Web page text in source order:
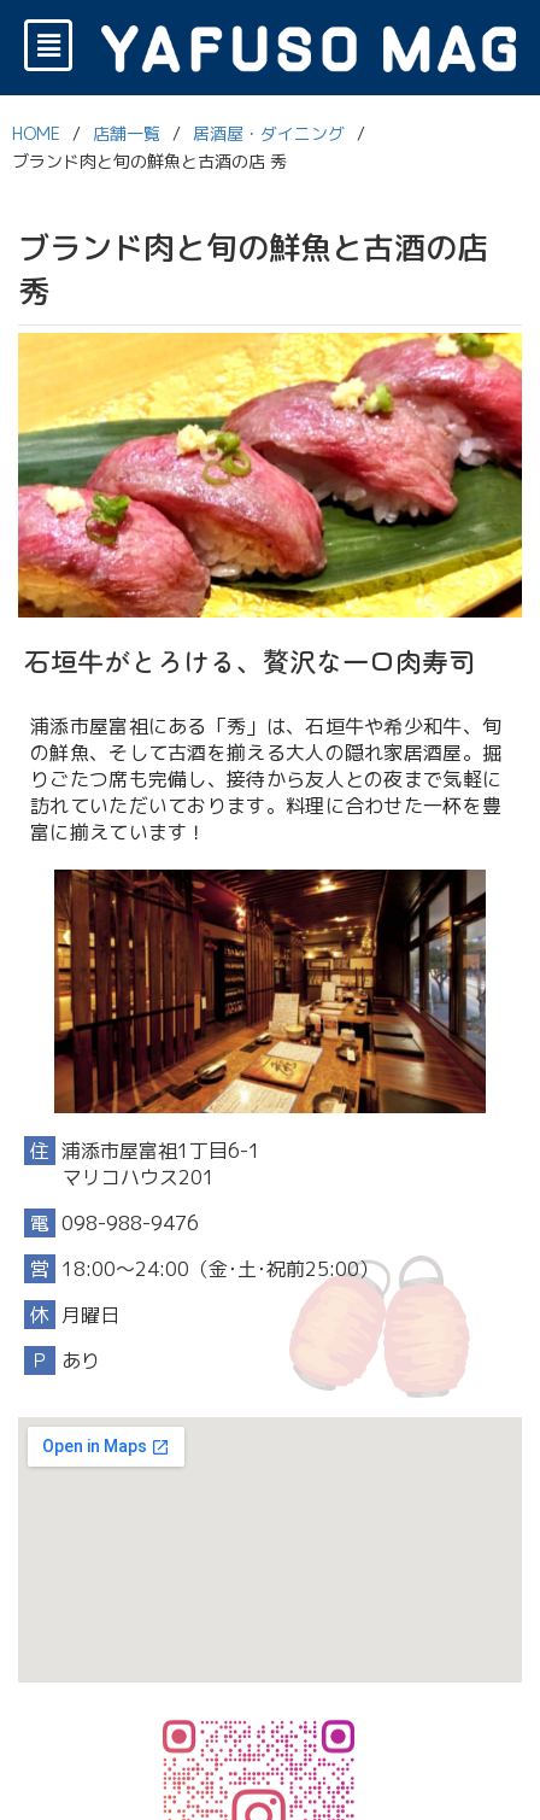
HOME / 店舗一覧 / 居酒屋・ダイニング /
ブランド肉と旬の鮮魚と古酒の店 秀
ブランド肉と旬の鮮魚と古酒の店
秀
石垣牛がとろける、贅沢な一口肉寿司
浦添市屋富祖にある「秀」は、石垣牛や希少和牛、旬
の鮮魚、そして古酒を揃える大人の隠れ家居酒屋。掘
りごたつ席も完備し、接待から友人との夜まで気軽に
訪れていただいております。料理に合わせた一杯を豊
富に揃えています！
住 浦添市屋富祖1丁目6-1
マリコハウス201
電 098-988-9476
営 18:00〜24:00（金･土･祝前25:00）
休 月曜日
Ｐ
あり